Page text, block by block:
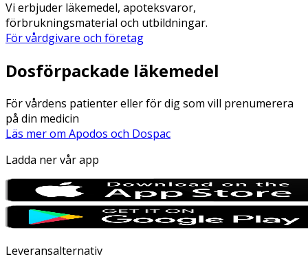
Vi erbjuder läkemedel, apoteksvaror,
förbrukningsmaterial och utbildningar.
För vårdgivare och företag
Dosförpackade läkemedel
För vårdens patienter eller för dig som vill prenumerera
på din medicin
Läs mer om Apodos och Dospac
Ladda ner vår app
Leveransalternativ